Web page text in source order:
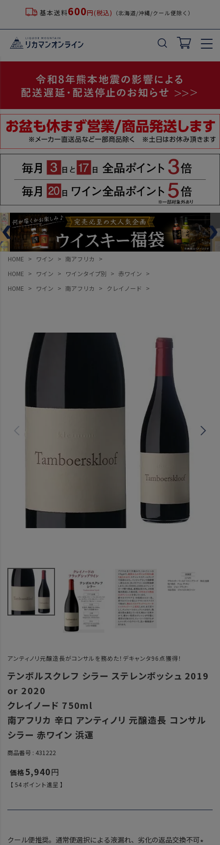
基本送料600円(税込) （北海道/沖縄/クール便除く）
HOME ワイン
南アフリカ
HOME
ワイン ワインタイプ別
赤ワイン
HOME
ワイン 南アフリカ クレイノード
アンティノリ元醸造長がコンサルを務めた！デキャンタ96点獲得！
テンボルスクレフ シラー ステレンボッシュ 2019
or 2020
クレイノード 750ml
南アフリカ 辛口 アンティノリ 元醸造長 コンサル
シラー 赤ワイン 浜運
商品番号 431222
5,940
【 54ポイント進呈 】
クール便推奨。通常便選択による液漏れ、劣化の返品交換不可